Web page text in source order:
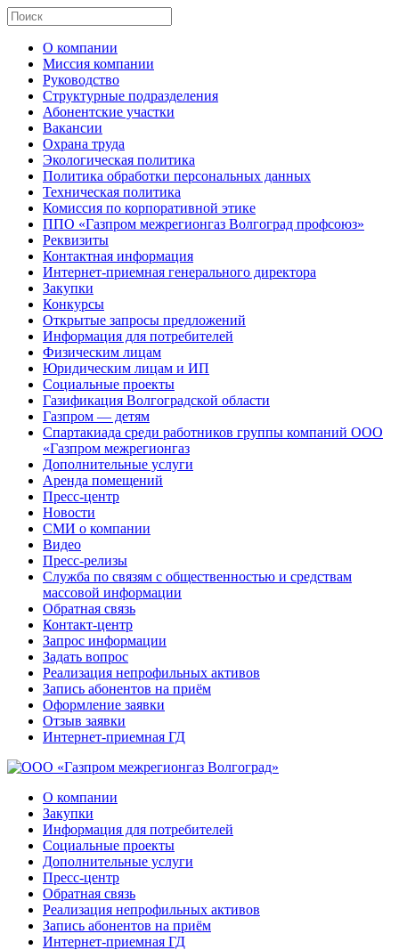
О компании
Миссия компании
Руководство
Структурные подразделения
Абонентские участки
Вакансии
Охрана труда
Экологическая политика
Политика обработки персональных данных
Техническая политика
Комиссия по корпоративной этике
ППО «Газпром межрегионгаз Волгоград профсоюз»
Реквизиты
Контактная информация
Интернет-приемная генерального директора
Закупки
Конкурсы
Открытые запросы предложений
Информация для потребителей
Физическим лицам
Юридическим лицам и ИП
Социальные проекты
Газификация Волгоградской области
Газпром — детям
Спартакиада среди работников группы компаний ООО
«Газпром межрегионгаз
Дополнительные услуги
Аренда помещений
Пресс-центр
Новости
СМИ о компании
Видео
Пресс-релизы
Служба по связям с общественностью и средствам
массовой информации
Обратная связь
Контакт-центр
Запрос информации
Задать вопрос
Реализация непрофильных активов
Запись абонентов на приём
Оформление заявки
Отзыв заявки
Интернет-приемная ГД
О компании
Закупки
Информация для потребителей
Социальные проекты
Дополнительные услуги
Пресс-центр
Обратная связь
Реализация непрофильных активов
Запись абонентов на приём
Интернет-приемная ГД